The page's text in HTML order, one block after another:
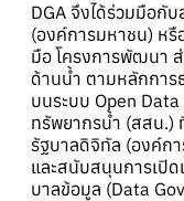
DGA จึงได้ร่วมมือกั
(องค์การมหาชน) ห
มือ โครงการพัฒนา
ด้านน้ำ ตามหลักการ
บนระบบ Open
ทรัพยากรน้ำ (สสน
รัฐบาลดิจิทัล (องค์ก
และสนับสนุนการเปิ
บาลข้อมูล (Data